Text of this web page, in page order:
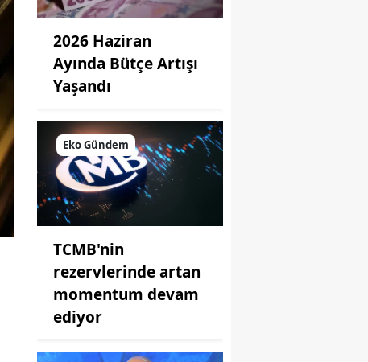
2026 Haziran
Ayında Bütçe Artışı
Yaşandı
Eko Gündem
TCMB'nin
rezervlerinde artan
momentum devam
ediyor